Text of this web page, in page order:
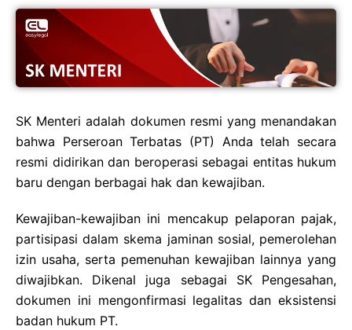
SK Menteri adalah dokumen resmi yang menandakan
bahwa Perseroan Terbatas (PT) Anda telah secara
resmi didirikan dan beroperasi sebagai entitas hukum
baru dengan berbagai hak dan kewajiban.
Kewajiban-kewajiban ini mencakup pelaporan pajak,
partisipasi dalam skema jaminan sosial, pemerolehan
izin usaha, serta pemenuhan kewajiban lainnya yang
diwajibkan. Dikenal juga sebagai SK Pengesahan,
dokumen ini mengonfirmasi legalitas dan eksistensi
badan hukum PT.